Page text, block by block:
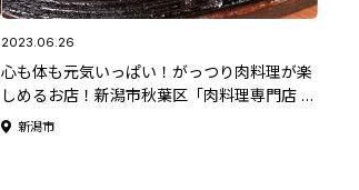
2023.06.26
心も体も元気いっぱい！がっつり肉料理が楽
しめるお店！新潟市秋葉区「肉料理専門店 は
こ岩」
新潟市